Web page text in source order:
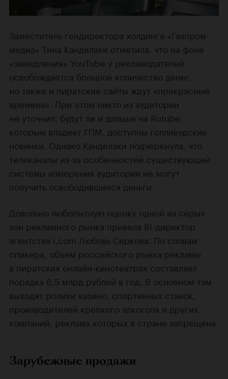
Заместитель гендиректора холдинга «Газпром-
медиа» Тина Канделаки отметила, что на фоне
«замедления» YouTube у рекламодателей
освобождается большое количество денег,
но также и пиратские сайты ждут «прекрасные
времена». При этом никто из аудитории
не уточнил, будут ли и дальше на Rutube,
которым владеет ГПМ, доступны голливудские
новинки. Однако Канделаки подчеркнула, что
телеканалы из-за особенностей существующей
системы измерения аудитории не могут
получить освободившиеся деньги.
Довольно любопытную оценку одной из серых
зон рекламного рынка привела BI-директор
агентства i.com Любовь Серкова. По словам
спикера, объем российского рынка рекламы
в пиратских онлайн-кинотеатрах составляет
порядка 6,5 млрд рублей в год. В основном там
выходят ролики казино, спортивных ставок,
производителей крепкого алкоголя и других
компаний, реклама которых в стране запрещена.
Зарубежные продажи